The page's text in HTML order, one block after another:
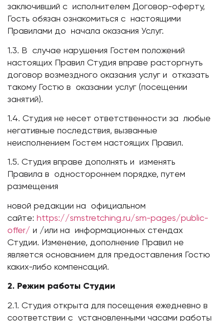
заключивший с исполнителем Договор-оферту,
Гость обязан ознакомиться с настоящими
Правилами до начала оказания Услуг.
1.3. В случае нарушения Гостем положений
настоящих Правил Студия вправе расторгнуть
договор возмездного оказания услуг и отказать
такому Гостю в оказании услуг (посещении
занятий).
1.4. Студия не несет ответственности за любые
негативные последствия, вызванные
неисполнением Гостем настоящих Правил.
1.5. Студия вправе дополнять и изменять
Правила в одностороннем порядке, путем
размещения
новой редакции на официальном
сайте: https://smstretching.ru/sm-pages/public-
offer/ и /или на информационных стендах
Студии. Изменение, дополнение Правил не
является основанием для предоставления Гостю
каких-либо компенсаций.
2. Режим работы Студии
2.1. Студия открыта для посещения ежедневно в
соответствии с установленными часами работы